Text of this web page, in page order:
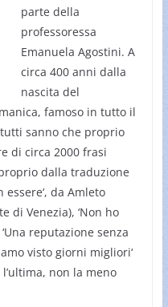
parte della
professoressa
Emanuela Agostini. A
circa 400 anni dalla
nascita del
famoso in tutto il
sanno che proprio
di circa 2000 frasi
dalla traduzione
essere‘, da Amleto
di Venezia), ‘Non ho
reputazione senza
visto giorni migliori‘
l’ultima, non la meno